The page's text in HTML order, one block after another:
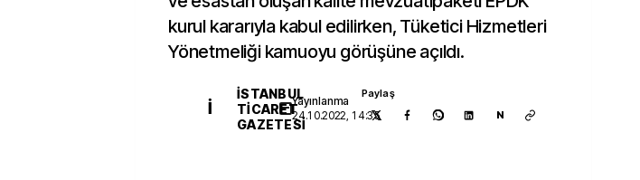
kurul kararıyla kabul edilirken, Tüketici Hizmetleri
Yönetmeliği kamuoyu görüşüne açıldı.
İ
İSTANBUL
TICARET
GAZETESI
Yayınlanma
24.10.2022, 14:35
Paylaş
N